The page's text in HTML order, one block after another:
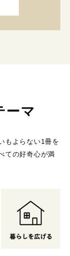
ーマ
もよらない1冊を
ての好奇心が満